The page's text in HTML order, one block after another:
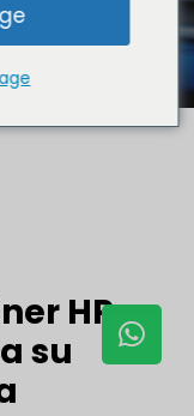
HP
su